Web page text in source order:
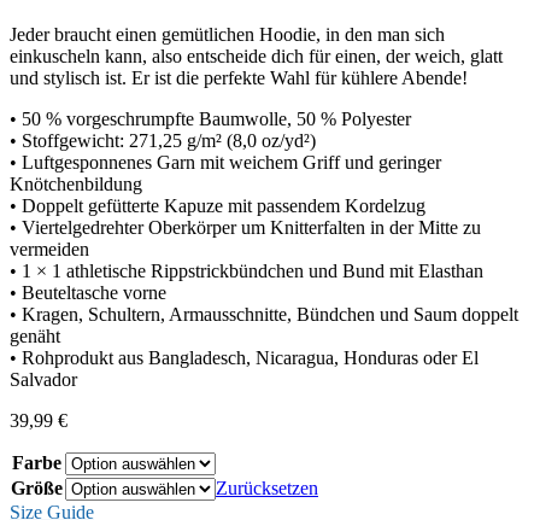
Jeder braucht einen gemütlichen Hoodie, in den man sich
einkuscheln kann, also entscheide dich für einen, der weich, glatt
und stylisch ist. Er ist die perfekte Wahl für kühlere Abende!
• 50 % vorgeschrumpfte Baumwolle, 50 % Polyester
• Stoffgewicht: 271,25 g/m² (8,0 oz/yd²)
• Luftgesponnenes Garn mit weichem Griff und geringer
Knötchenbildung
• Doppelt gefütterte Kapuze mit passendem Kordelzug
• Viertelgedrehter Oberkörper um Knitterfalten in der Mitte zu
vermeiden
• 1 × 1 athletische Rippstrickbündchen und Bund mit Elasthan
• Beuteltasche vorne
• Kragen, Schultern, Armausschnitte, Bündchen und Saum doppelt
genäht
• Rohprodukt aus Bangladesch, Nicaragua, Honduras oder El
Salvador
39,99 €
Farbe
Größe
Zurücksetzen
Size Guide